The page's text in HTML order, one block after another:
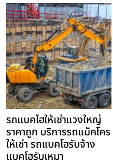
รถแบคโฮให้เช่าแวงใหญ่
ราคาถูก บริการรถแม็คโคร
ให้เช่า รถแบคโฮรับจ้าง
แบคโฮรับเหมา